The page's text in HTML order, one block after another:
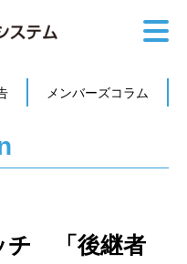
メンバーズコラム
チ 「後継者